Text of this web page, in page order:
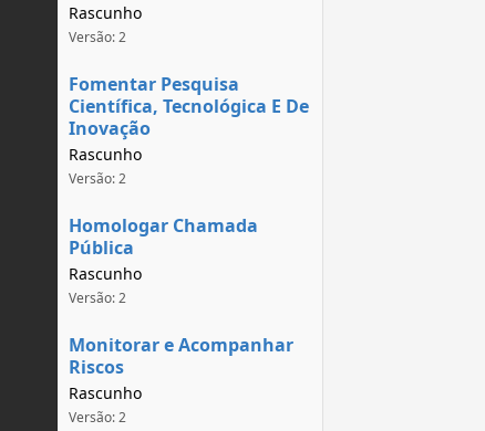
Rascunho
Versão: 2
Fomentar Pesquisa
Científica, Tecnológica E De
Inovação
Rascunho
Versão: 2
Homologar Chamada
Pública
Rascunho
Versão: 2
Monitorar e Acompanhar
Riscos
Rascunho
Versão: 2